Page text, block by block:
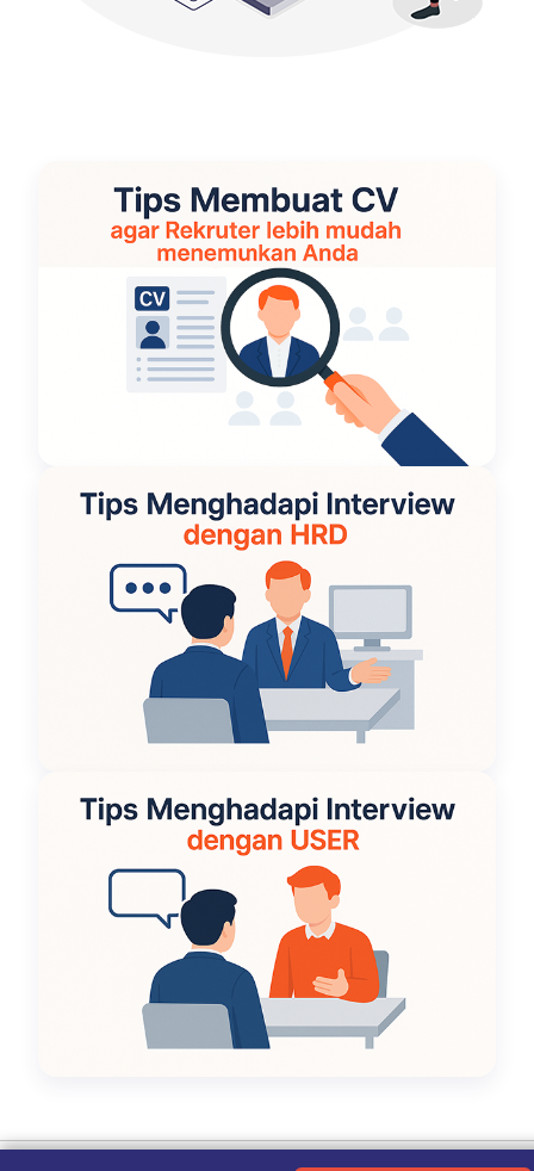
Kebijakan Privasi|Tentang Kami|